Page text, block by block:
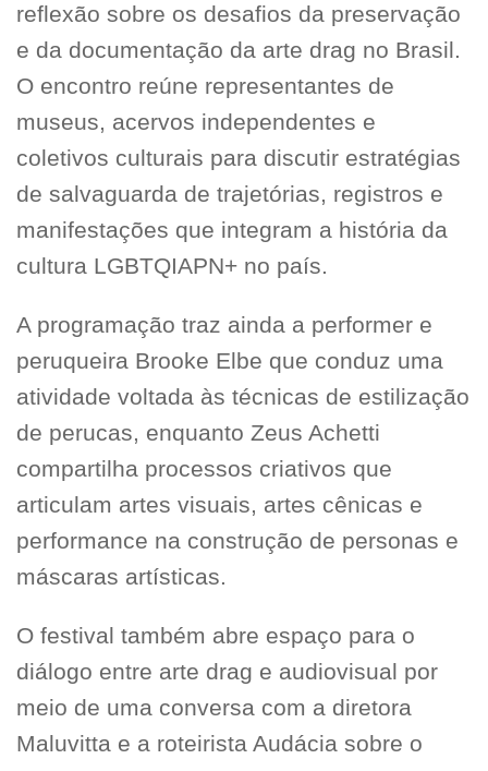
reflexão sobre os desafios da preservação
e da documentação da arte drag no Brasil.
O encontro reúne representantes de
museus, acervos independentes e
coletivos culturais para discutir estratégias
de salvaguarda de trajetórias, registros e
manifestações que integram a história da
cultura LGBTQIAPN+ no país.
A programação traz ainda a performer e
peruqueira Brooke Elbe que conduz uma
atividade voltada às técnicas de estilização
de perucas, enquanto Zeus Achetti
compartilha processos criativos que
articulam artes visuais, artes cênicas e
performance na construção de personas e
máscaras artísticas.
O festival também abre espaço para o
diálogo entre arte drag e audiovisual por
meio de uma conversa com a diretora
Maluvitta e a roteirista Audácia sobre o